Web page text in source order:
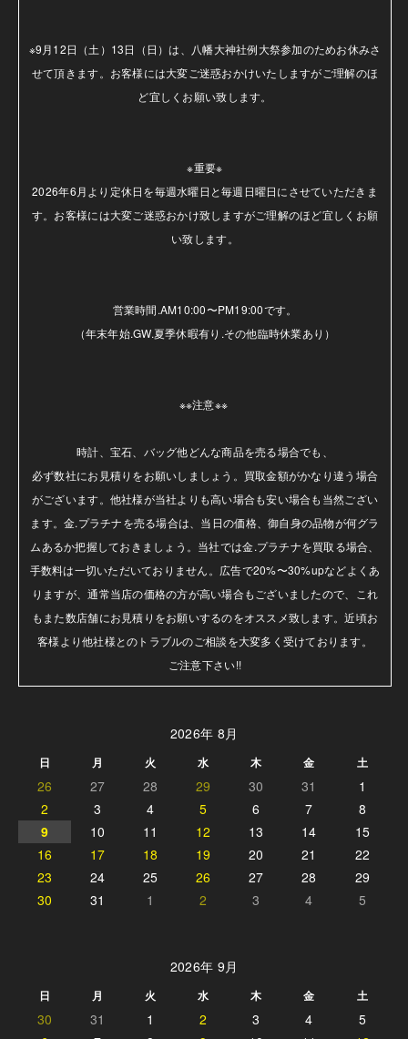
※9月12日（土）13日（日）は、八幡大神社例大祭参加のためお休みさ
せて頂きます。お客様には大変ご迷惑おかけいたしますがご理解のほ
ど宜しくお願い致します。
※重要※
2026年6月より定休日を毎週水曜日と毎週日曜日にさせていただきま
す。お客様には大変ご迷惑おかけ致しますがご理解のほど宜しくお願
い致します。
営業時間.AM10:00〜PM19:00です。
（年末年始.GW.夏季休暇有り.その他臨時休業あり）
※※注意※※
時計、宝石、バッグ他どんな商品を売る場合でも、
必ず数社にお見積りをお願いしましょう。買取金額がかなり違う場合
がございます。他社様が当社よりも高い場合も安い場合も当然ござい
ます。金.プラチナを売る場合は、当日の価格、御自身の品物が何グラ
ムあるか把握しておきましょう。当社では金.プラチナを買取る場合、
手数料は一切いただいておりません。広告で20%〜30%upなどよくあ
りますが、通常当店の価格の方が高い場合もございましたので、これ
もまた数店舗にお見積りをお願いするのをオススメ致します。近頃お
客様より他社様とのトラブルのご相談を大変多く受けております。
ご注意下さい!!
2026年 8月
日 月 火 水 木 金 土
26 27 28 29 30 31
1
2
3 4 5 6 7
8
9
10 11 12 13 14
15
16
17 18 19 20 21
22
23
24 25 26 27 28
29
30
31 1 2 3 4 5
2026年 9月
日 月 火 水 木 金 土
30 31 1 2 3 4
5